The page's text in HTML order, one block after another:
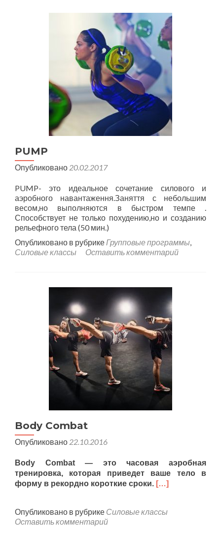
PUMP
Опубликовано 20.02.2017
PUMP- это идеальное сочетание силового и
аэробного навантаження.Заняття с небольшим
весом,но выполняются в быстром темпе .
Способствует не только похудению,но и созданию
рельефного тела (50 мин.)
Опубликовано в рубрикеГрупповые программы,
Силовые классы
Оставить комментарий
Body Combat
Опубликовано 22.10.2016
Body Combat — это часовая аэробная
тренировка, которая приведет ваше тело в
форму в рекордно короткие сроки. […]
Опубликовано в рубрике Силовые классы
Оставить комментарий